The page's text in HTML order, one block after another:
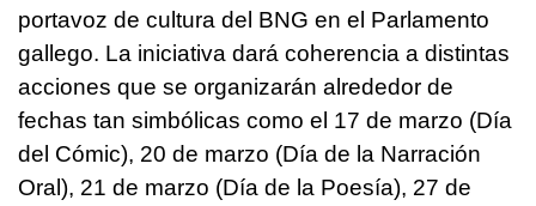
portavoz de cultura del BNG en el Parlamento
gallego. La iniciativa dará coherencia a distintas
acciones que se organizarán alrededor de
fechas tan simbólicas como el 17 de marzo (Día
del Cómic), 20 de marzo (Día de la Narración
Oral), 21 de marzo (Día de la Poesía), 27 de